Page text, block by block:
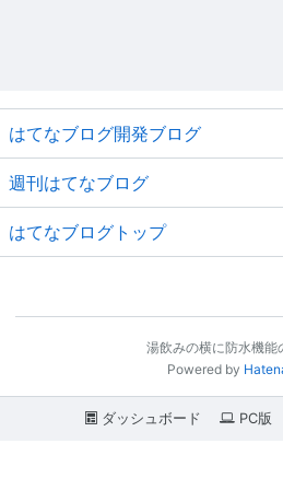
はてなブログ開発ブログ
週刊はてなブログ
はてなブログトップ
湯飲みの横に防水機能
Powered by
ダッシュボード PC版